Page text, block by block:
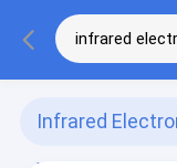
Infrared